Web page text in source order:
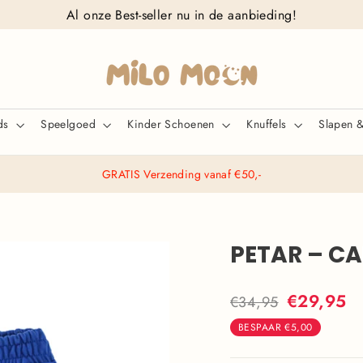
Al onze Best-seller nu in de aanbieding!
Speelgoed Kinder Schoenen Knuffels Slapen
GRATIS Verzending vanaf €50,-
PETAR –
Normale
prijs
€34,95 Actieprijs
€29,95
BESPAAR€5,00